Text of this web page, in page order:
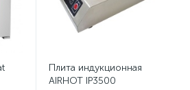
Плита индукционная
AIRHOT IP3500